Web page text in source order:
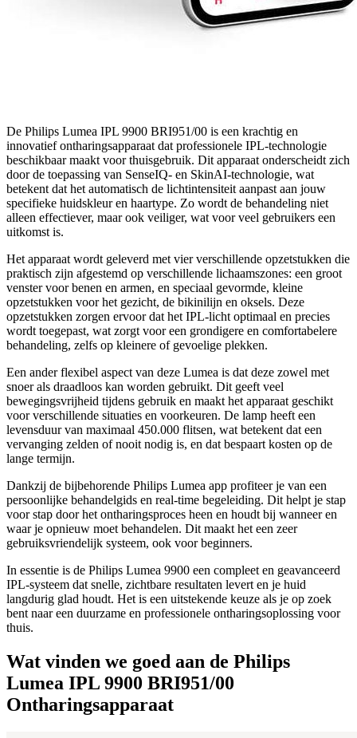
De Philips Lumea IPL 9900 BRI951/00 is een krachtig en
innovatief ontharingsapparaat dat professionele IPL-technologie
beschikbaar maakt voor thuisgebruik. Dit apparaat onderscheidt zich
door de toepassing van SenseIQ- en SkinAI-technologie, wat
betekent dat het automatisch de lichtintensiteit aanpast aan jouw
specifieke huidskleur en haartype. Zo wordt de behandeling niet
alleen effectiever, maar ook veiliger, wat voor veel gebruikers een
uitkomst is.
Het apparaat wordt geleverd met vier verschillende opzetstukken die
praktisch zijn afgestemd op verschillende lichaamszones: een groot
venster voor benen en armen, en speciaal gevormde, kleine
opzetstukken voor het gezicht, de bikinilijn en oksels. Deze
opzetstukken zorgen ervoor dat het IPL-licht optimaal en precies
wordt toegepast, wat zorgt voor een grondigere en comfortabelere
behandeling, zelfs op kleinere of gevoelige plekken.
Een ander flexibel aspect van deze Lumea is dat deze zowel met
snoer als draadloos kan worden gebruikt. Dit geeft veel
bewegingsvrijheid tijdens gebruik en maakt het apparaat geschikt
voor verschillende situaties en voorkeuren. De lamp heeft een
levensduur van maximaal 450.000 flitsen, wat betekent dat een
vervanging zelden of nooit nodig is, en dat bespaart kosten op de
lange termijn.
Dankzij de bijbehorende Philips Lumea app profiteer je van een
persoonlijke behandelgids en real-time begeleiding. Dit helpt je stap
voor stap door het ontharingsproces heen en houdt bij wanneer en
waar je opnieuw moet behandelen. Dit maakt het een zeer
gebruiksvriendelijk systeem, ook voor beginners.
In essentie is de Philips Lumea 9900 een compleet en geavanceerd
IPL-systeem dat snelle, zichtbare resultaten levert en je huid
langdurig glad houdt. Het is een uitstekende keuze als je op zoek
bent naar een duurzame en professionele ontharingsoplossing voor
thuis.
Wat vinden we goed aan de Philips
Lumea IPL 9900 BRI951/00
Ontharingsapparaat